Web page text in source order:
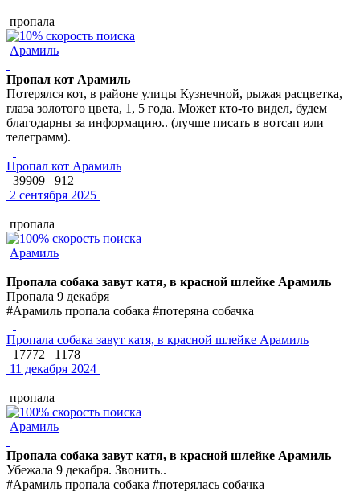
пропала
Арамиль
Пропал кот Арамиль
Потерялся кот, в районе улицы Кузнечной, рыжая расцветка,
глаза золотого цвета, 1, 5 года. Может кто-то видел, будем
благодарны за информацию.. (лучше писать в вотсап или
телеграмм).
Пропал кот Арамиль
39909
912
2 сентября 2025
пропала
Арамиль
Пропала собака завут катя, в красной шлейке Арамиль
Пропала 9 декабря
#Арамиль пропала собака #потеряна собачка
Пропала собака завут катя, в красной шлейке Арамиль
17772
1178
11 декабря 2024
пропала
Арамиль
Пропала собака завут катя, в красной шлейке Арамиль
Убежала 9 декабря. Звонить..
#Арамиль пропала собака #потерялась собачка